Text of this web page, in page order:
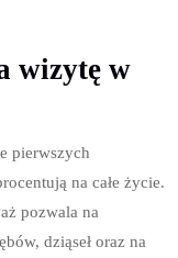
wizytę w
pierwszych
na całe życie.
pozwala na
dziąseł oraz na